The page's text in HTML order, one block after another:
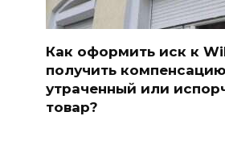
Как оформить иск к
получить
утраченный или
товар?